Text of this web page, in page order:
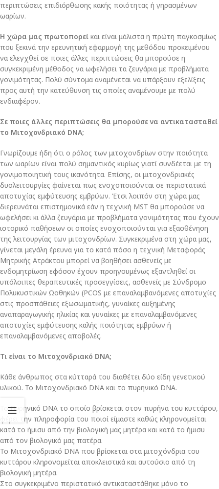
περιπτώσεις επιδιόρθωσης κακής ποιότητας ή γηρασμένων
ωαρίων.
Η χώρα μας πρωτοπορεί και είναι μάλιστα η πρώτη παγκοσμίως
που ξεκινά την ερευνητική εφαρμογή της μεθόδου προκειμένου
να ελεγχθεί σε ποιες άλλες περιπτώσεις θα μπορούσε η
συγκεκριμένη μέθοδος να ωφελήσει τα ζευγάρια με προβλήματα
γονιμότητας. Πολύ σύντομα αναμένεται να υπάρξουν εξελίξεις
προς αυτή την κατεύθυνση τις οποίες αναμένουμε με πολύ
ενδιαφέρον.
Σε ποιες άλλες περιπτώσεις θα μπορούσε να αντικατασταθεί
το Μιτοχονδριακό DNA;
Γνωρίζουμε ήδη ότι ο ρόλος των μιτοχονδρίων στην ποιότητα
των ωαρίων είναι πολύ σημαντικός κυρίως γιατί συνδέεται με τη
γονιμοποιητική τους ικανότητα. Επίσης, οι μιτοχονδριακές
δυσλειτουργίες φαίνεται πως ενοχοποιούνται σε περιστατικά
αποτυχίας εμφύτευσης εμβρύων. Έτσι λοιπόν στη χώρα μας
διερευνάται επιστημονικά εάν η τεχνική MST θα μπορούσε να
ωφελήσει κι άλλα ζευγάρια με προβλήματα γονιμότητας που έχουν
ιστορικό παθήσεων οι οποίες ενοχοποιούνται για εξασθένηση
της λειτουργίας των μιτοχονδρίων. Συγκεκριμένα στη χώρα μας,
γίνεται μεγάλη έρευνα για το κατά πόσο η τεχνική Μεταφοράς
Μητρικής Ατράκτου μπορεί να βοηθήσει ασθενείς με
ενδομητρίωση εφόσον έχουν προηγουμένως εξαντληθεί οι
υπόλοιπες θεραπευτικές προσεγγίσεις, ασθενείς με Σύνδρομο
Πολυκυστικών Ωοθηκών (PCOS με επαναλαμβανόμενες αποτυχίες
στις προσπάθειες εξωσωματικής, γυναίκες αυξημένης
αναπαραγωγικής ηλικίας και γυναίκες με επαναλαμβανόμενες
αποτυχίες εμφύτευσης καλής ποιότητας εμβρύων ή
επαναλαμβανόμενες αποβολές.
Τι είναι το Μιτοχονδριακό DNA;
Κάθε άνθρωπος στα κύτταρά του διαθέτει δύο είδη γενετικού
υλικού. Το Μιτοχονδριακό DNA και το πυρηνικό DNA.
Το Πυρηνικό DNA το οποίο βρίσκεται στον πυρήνα του κυττάρου,
φέρει την πληροφορία του ποιοί είμαστε καθώς κληρονομείται
κατά το ήμισυ από την βιολογική μας μητέρα και κατά το ήμισυ
από τον βιολογικό μας πατέρα.
Το Μιτοχονδριακό DNA που βρίσκεται στα μιτοχόνδρια του
κυττάρου κληρονομείται αποκλειστικά και αυτούσιο από τη
βιολογική μητέρα.
Στο συγκεκριμένο περιστατικό αντικαταστάθηκε μόνο το